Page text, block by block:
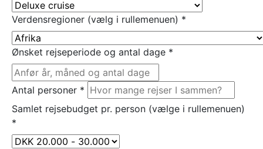
Verdensregioner (vælg i rullemenuen) *
Ønsket rejseperiode og antal dage *
Antal personer *
Samlet rejsebudget pr. person (vælge i rullemenuen)
*